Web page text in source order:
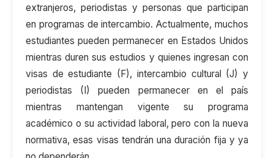
extranjeros, periodistas y personas que participan
en programas de intercambio. Actualmente, muchos
estudiantes pueden permanecer en Estados Unidos
mientras duren sus estudios y quienes ingresan con
visas de estudiante (F), intercambio cultural (J) y
periodistas (I) pueden permanecer en el país
mientras mantengan vigente su programa
académico o su actividad laboral, pero con la nueva
normativa, esas visas tendrán una duración fija y ya